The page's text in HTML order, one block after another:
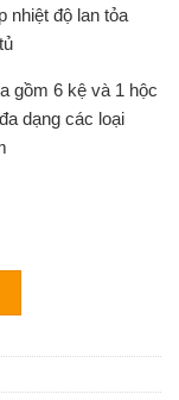
nhiệt độ lan tỏa
gồm 6 kệ và 1 hộc
dạng các loại
cánh inverter số